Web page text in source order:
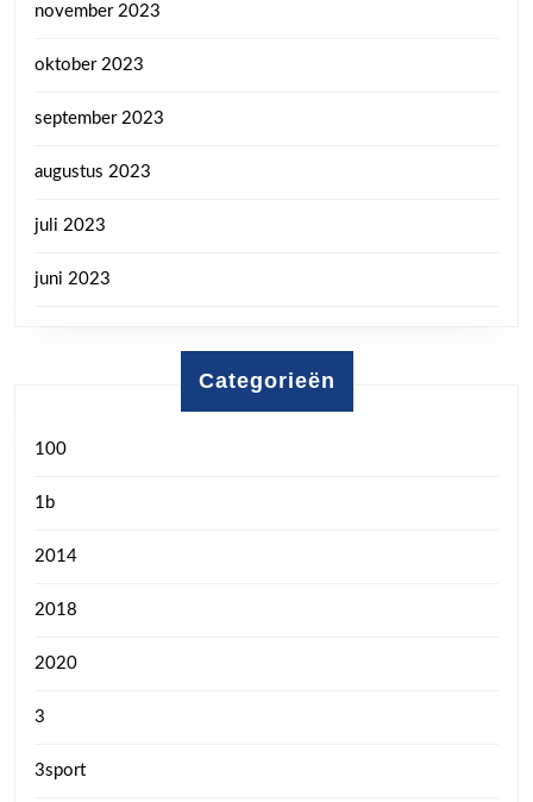
november 2023
oktober 2023
september 2023
augustus 2023
juli 2023
juni 2023
Categorieën
100
1b
2014
2018
2020
3
3sport